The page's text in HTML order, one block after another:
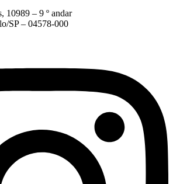
10989 – 9 º andar
SP – 04578-000